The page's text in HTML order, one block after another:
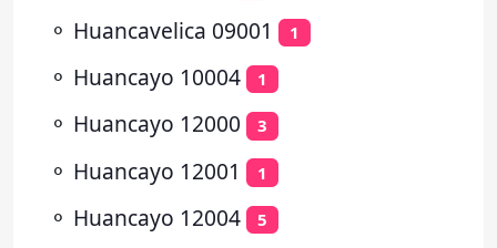
⚬ Huancavelica 09001 1
⚬ Huancayo 10004 1
⚬ Huancayo 12000 3
⚬ Huancayo 12001 1
⚬ Huancayo 12004 5